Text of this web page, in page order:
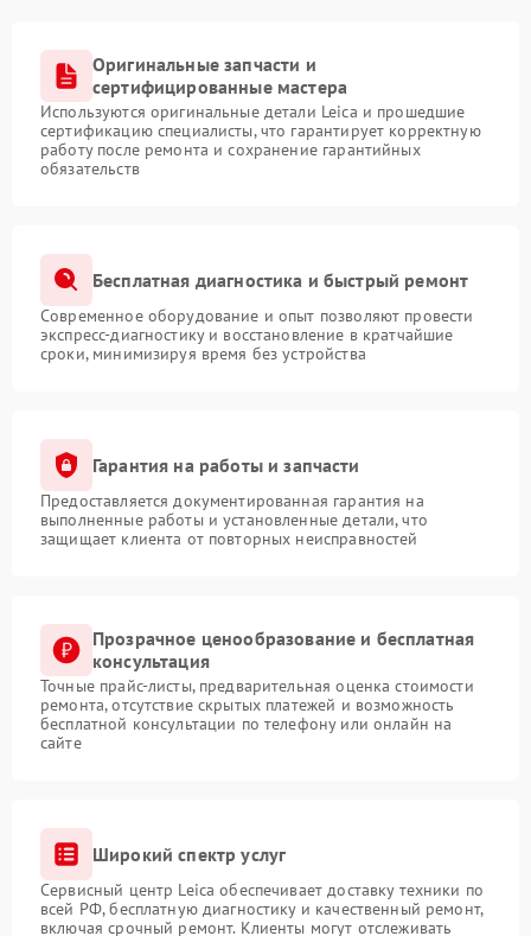
Оригинальные запчасти и
сертифицированные мастера
Используются оригинальные детали Leica и прошедшие
сертификацию специалисты, что гарантирует корректную
работу после ремонта и сохранение гарантийных
обязательств
Бесплатная диагностика и быстрый ремонт
Современное оборудование и опыт позволяют провести
экспресс-диагностику и восстановление в кратчайшие
сроки, минимизируя время без устройства
Гарантия на работы и запчасти
Предоставляется документированная гарантия на
выполненные работы и установленные детали, что
защищает клиента от повторных неисправностей
Прозрачное ценообразование и бесплатная
консультация
Точные прайс-листы, предварительная оценка стоимости
ремонта, отсутствие скрытых платежей и возможность
бесплатной консультации по телефону или онлайн на
сайте
Широкий спектр услуг
Сервисный центр Leica обеспечивает доставку техники по
всей РФ, бесплатную диагностику и качественный ремонт,
включая срочный ремонт. Клиенты могут отслеживать